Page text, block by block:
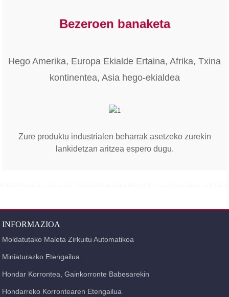
Bezeroen banaketa
Hego Amerika, Europa Ekialde Ertaina, Afrika, Txina
kontinentea, Asia hego-ekialdea
Zure produktu industrialen beharrak asetzeko zurekin
lankidetzan aritzea espero dugu.
INFORMAZIOA
Moldatutako Maleta Zirkuitu Automatikoa
Miniaturazko Etengailua
Hondar Korrontea, Gainkorronte Babesarekin
Hondarreko Korrontearen Etengailua